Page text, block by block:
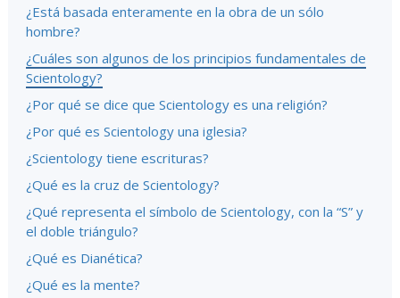
¿Está basada enteramente en la obra de un sólo
hombre?
¿Cuáles son algunos de los principios fundamentales de
Scientology?
¿Por qué se dice que Scientology es una religión?
¿Por qué es Scientology una iglesia?
¿Scientology tiene escrituras?
¿Qué es la cruz de Scientology?
¿Qué representa el símbolo de Scientology, con la “S” y
el doble triángulo?
¿Qué es Dianética?
¿Qué es la mente?